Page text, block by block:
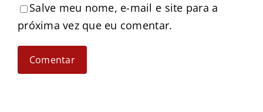
Salve meu nome, e-mail e site para a
próxima vez que eu comentar.